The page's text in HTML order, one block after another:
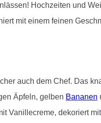
Hochzeiten und
mit einem feinen
auch dem Chef. Das
Äpfeln, gelben Bananen
Vanillecreme, dekoriert